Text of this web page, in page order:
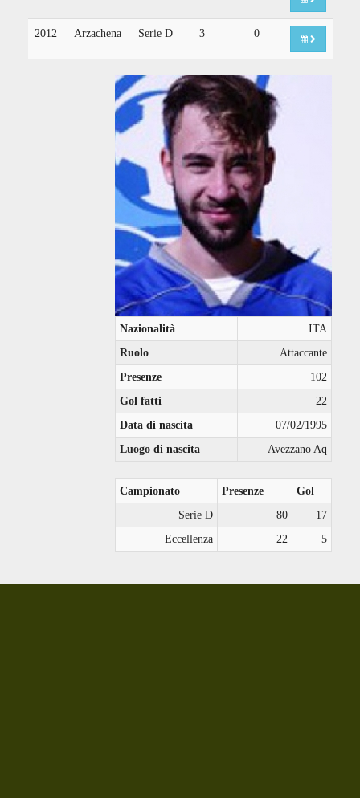
2012 Arzachena Serie D 3 0
Nazionalità
ITA
Ruolo
Attaccante
Presenze
102
Gol fatti
22
Data di nascita
07/02/1995
Luogo di nascita
Avezzano Aq
Campionato Presenze
Gol
Serie D
80
17
Eccellenza
22 5